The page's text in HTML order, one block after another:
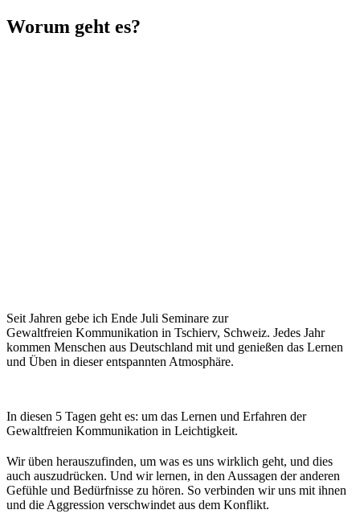
Worum geht es?
Seit Jahren gebe ich Ende Juli Seminare zur
Gewaltfreien Kommunikation in Tschierv, Schweiz. Jedes Jahr
kommen Menschen aus Deutschland mit und genießen das Lernen
und Üben in dieserentspannten Atmosphäre.
In diesen 5 Tagen geht es: um das Lernen und Erfahren der
Gewaltfreien Kommunikation in Leichtigkeit.
Wir üben herauszufinden, um was es uns wirklich geht, und dies
auch auszudrücken. Und wir lernen, in den Aussagen der anderen
Gefühle und Bedürfnisse zu hören. So verbinden wir uns mit ihnen
und die Aggression verschwindet aus dem Konflikt.